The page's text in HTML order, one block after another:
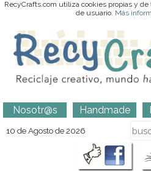
RecyCrafts.com utiliza cookies propias y
de usuario. Más
Nosotr@s Handmade
10 de Agosto de 2026